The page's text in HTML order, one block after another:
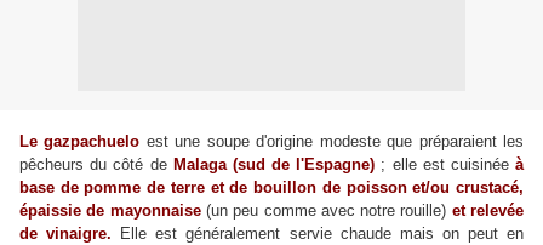
Le gazpachuelo est une soupe d'origine modeste que préparaient les
pêcheurs du côté de Malaga (sud de l'Espagne) ; elle est cuisinéeà
base de pomme de terre et de bouillon de poisson et/ou crustacé,
épaissie de mayonnaise(un peu comme avec notre rouille) et relevée
de vinaigre. Elle est généralement servie chaude mais on peut en